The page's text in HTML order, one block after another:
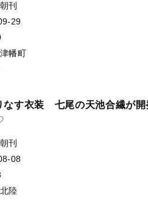
刊
29
幡町
なす衣装 七尾の天池合繊が
刊
08
陸